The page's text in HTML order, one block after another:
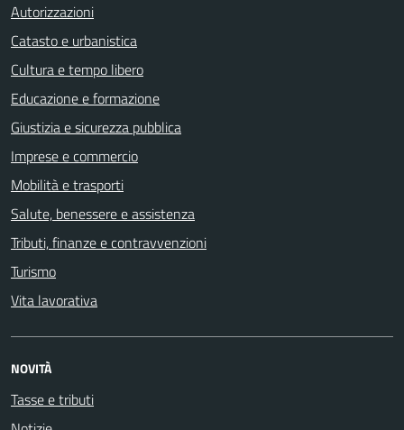
Autorizzazioni
Catasto e urbanistica
Cultura e tempo libero
Educazione e formazione
Giustizia e sicurezza pubblica
Imprese e commercio
Mobilità e trasporti
Salute, benessere e assistenza
Tributi, finanze e contravvenzioni
Turismo
Vita lavorativa
NOVITÀ
Tasse e tributi